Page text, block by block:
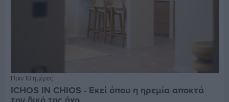
Πριν 10 ημέρες
ICHOS IN CHIOS - Εκεί όπου η ηρεμία αποκτά